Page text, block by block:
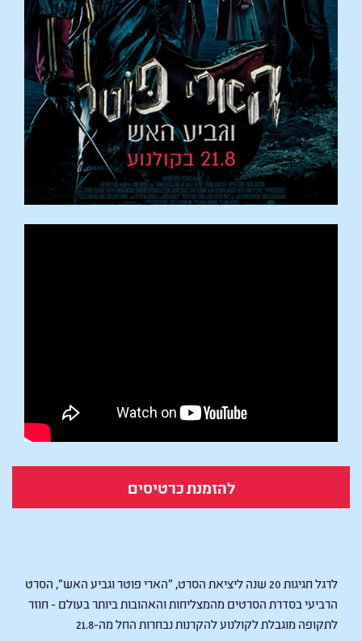
להזמנת כרטיסים
לרגל חגיגות 20 שנה ליציאת הסרט, "הארי פוטר וגביע האש", הסרט
הרביעי בסדרת הסרטים מהמצליחות והאהובות ביותר בעולם - חוזר
לתקופה מוגבלת לקולנוע להקרנות נבחרות החל מה-21.8